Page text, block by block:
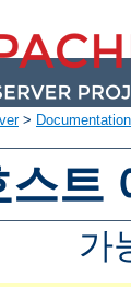
> Documentation
트
가